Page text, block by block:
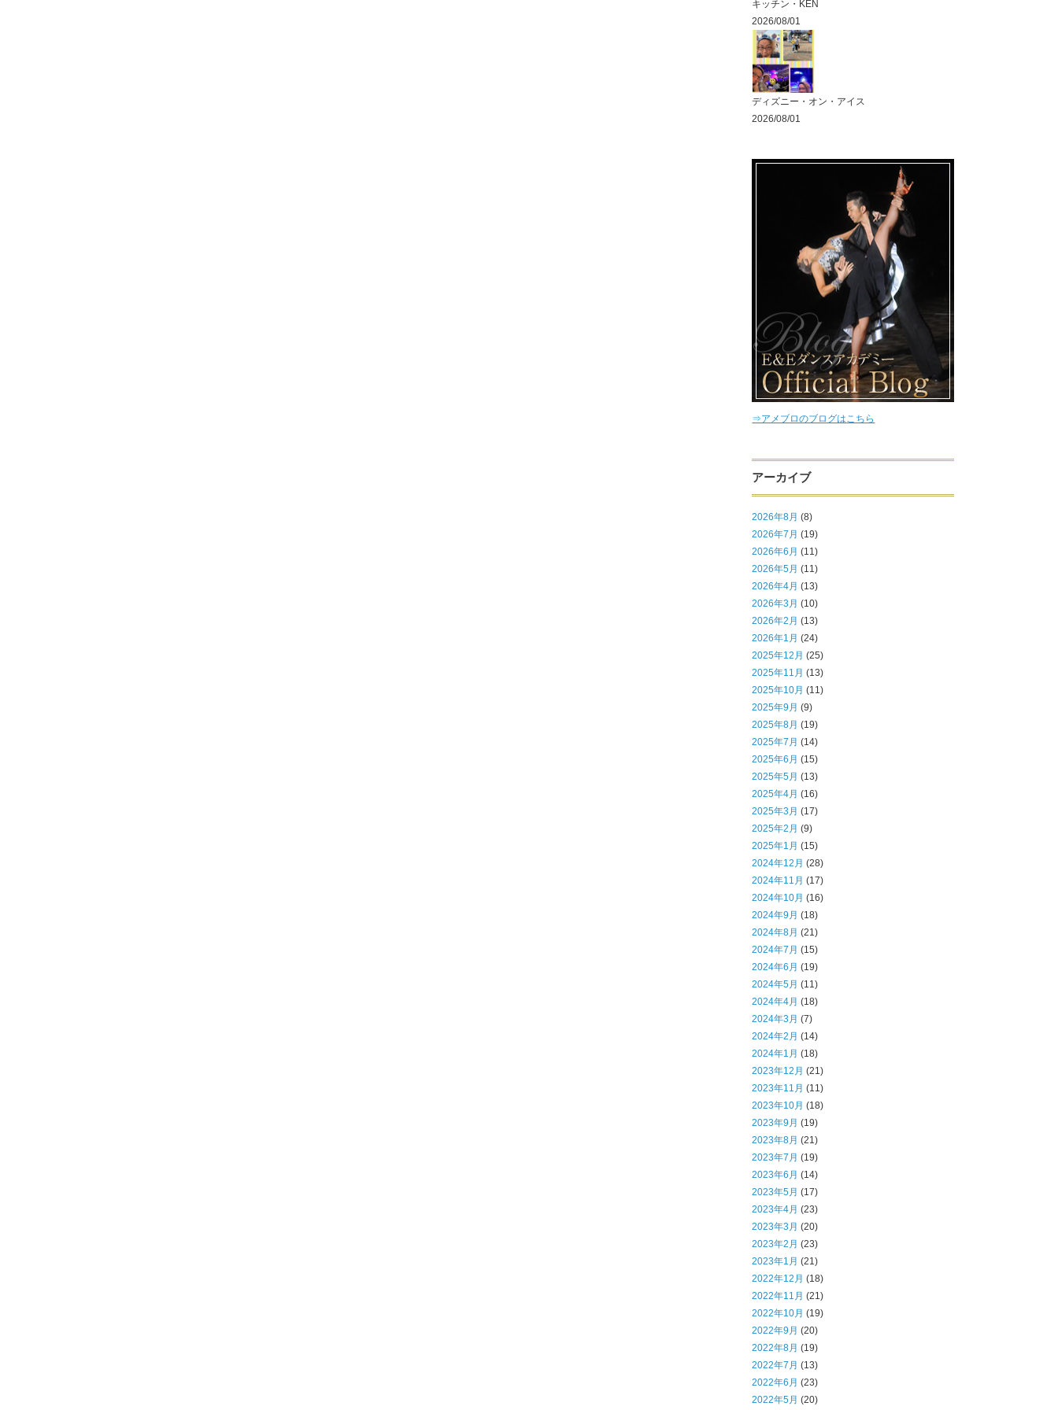
キッチン・KEN
2026/08/01
ディズニー・オン・アイス
2026/08/01
⇒アメブロのブログはこちら
アーカイブ
2026年8月 (8)
2026年7月 (19)
2026年6月 (11)
2026年5月 (11)
2026年4月 (13)
2026年3月 (10)
2026年2月 (13)
2026年1月 (24)
2025年12月 (25)
2025年11月 (13)
2025年10月 (11)
2025年9月 (9)
2025年8月 (19)
2025年7月 (14)
2025年6月 (15)
2025年5月 (13)
2025年4月 (16)
2025年3月 (17)
2025年2月 (9)
2025年1月 (15)
2024年12月 (28)
2024年11月 (17)
2024年10月 (16)
2024年9月 (18)
2024年8月 (21)
2024年7月 (15)
2024年6月 (19)
2024年5月 (11)
2024年4月 (18)
2024年3月 (7)
2024年2月 (14)
2024年1月 (18)
2023年12月 (21)
2023年11月 (11)
2023年10月 (18)
2023年9月 (19)
2023年8月 (21)
2023年7月 (19)
2023年6月 (14)
2023年5月 (17)
2023年4月 (23)
2023年3月 (20)
2023年2月 (23)
2023年1月 (21)
2022年12月 (18)
2022年11月 (21)
2022年10月 (19)
2022年9月 (20)
2022年8月 (19)
2022年7月 (13)
2022年6月 (23)
2022年5月 (20)